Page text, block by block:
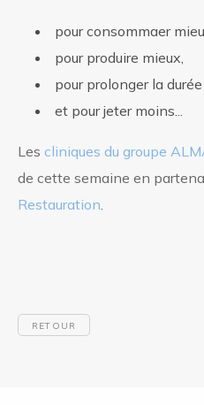
pour consommaer
pour produire mieux,
pour prolonger la
et pour jeter moins...
Les cliniques du groupe
de cette semaine en
Restauration
RETOUR